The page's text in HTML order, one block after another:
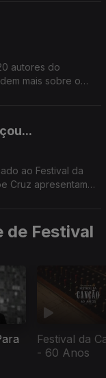
autores do
mais sobre o
ao Festival da
Cruz apresentam-
de Festival
Festival da
- 60 Anos